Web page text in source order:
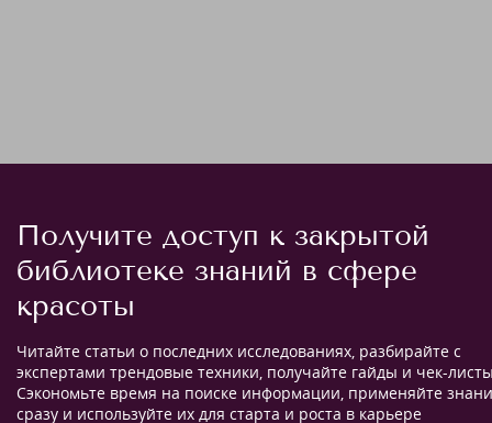
Получите доступ к закрытой
библиотеке знаний в сфере
красоты
Читайте статьи о последних исследованиях, разбирайте с
экспертами трендовые техники, получайте гайды и чек-
Сэкономьте время на поиске информации, применяйте
сразу и используйте их для старта и роста в карьере